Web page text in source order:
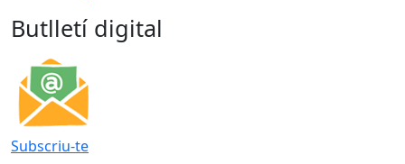
Butlletí digital
Subscriu-te